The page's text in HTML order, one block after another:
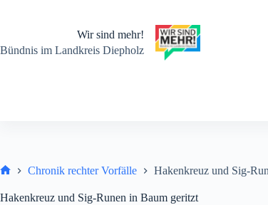
Wir sind mehr!
Bündnis im Landkreis Diepholz
Chronik rechter Vorfälle Hakenkreuz und Sig-
Hakenkreuz und Sig-Runen in Baum geritzt